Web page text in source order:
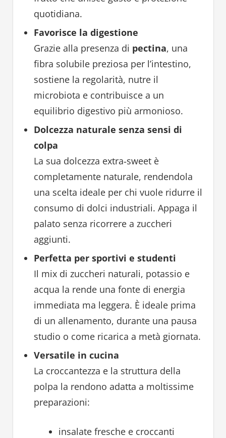
quotidiana.
Favorisce la digestione
Grazie alla presenza di pectina, una
fibra solubile preziosa per l’intestino,
sostiene la regolarità, nutre il
microbiota e contribuisce a un
equilibrio digestivo più armonioso.
Dolcezza naturale senza sensi di
colpa
La sua dolcezza extra‑sweet è
completamente naturale, rendendola
una scelta ideale per chi vuole ridurre il
consumo di dolci industriali. Appaga il
palato senza ricorrere a zuccheri
aggiunti.
Perfetta per sportivi e studenti
Il mix di zuccheri naturali, potassio e
acqua la rende una fonte di energia
immediata ma leggera. È ideale prima
di un allenamento, durante una pausa
studio o come ricarica a metà giornata.
Versatile in cucina
La croccantezza e la struttura della
polpa la rendono adatta a moltissime
preparazioni:
insalate fresche e croccanti